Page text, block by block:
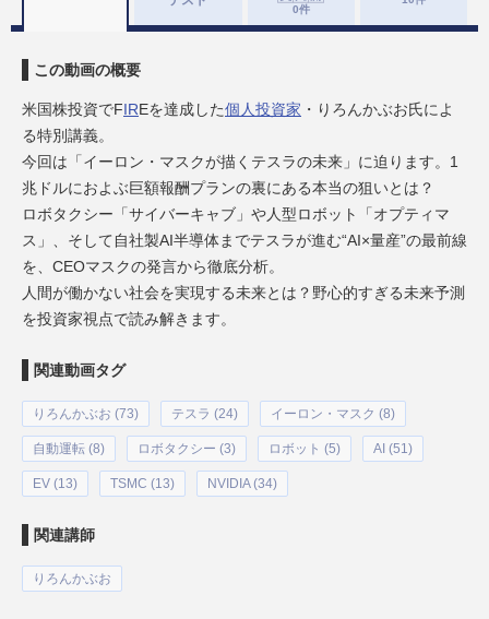
0件
この動画の概要
米国株投資でFIREを達成した個人投資家 ・りろんかぶお氏によ
る特別講義。
今回は「イーロン・マスクが描くテスラの未来」に迫ります。1
兆ドルにおよぶ巨額報酬プランの裏にある本当の狙いとは？
ロボタクシー「サイバーキャブ」や人型ロボット「オプティマ
ス」、そして自社製AI半導体までテスラが進む“AI×量産”の最前線
を、CEOマスクの発言から徹底分析。
人間が働かない社会を実現する未来とは？野心的すぎる未来予測
を投資家視点で読み解きます。
関連動画タグ
りろんかぶお (73) テスラ (24) イーロン・マスク (8)
自動運転 (8) ロボタクシー (3) ロボット (5) AI (51)
EV (13) TSMC (13) NVIDIA (34)
関連講師
りろんかぶお